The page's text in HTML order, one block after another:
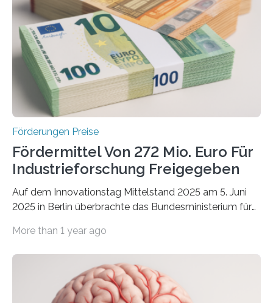
Förderungen Preise
Fördermittel Von 272 Mio. Euro Für
Industrieforschung Freigegeben
Auf dem Innovationstag Mittelstand 2025 am 5. Juni
2025 in Berlin überbrachte das Bundesministerium für
Überplanmäßige Verpflichtungsermächtigungen in
Woche vom Haushaltsausschuss freigegeben – unter
anderem zur Unterstützung der
Industrieforschungsprogramme Industrielle
More than 1 year ago